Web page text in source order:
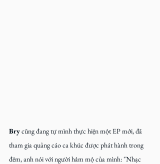
Bry cũng đang tự mình thực hiện một EP mới, đã
tham gia quảng cáo ca khúc được phát hành trong
đêm, anh nói với người hâm mộ của mình: "Nhạc